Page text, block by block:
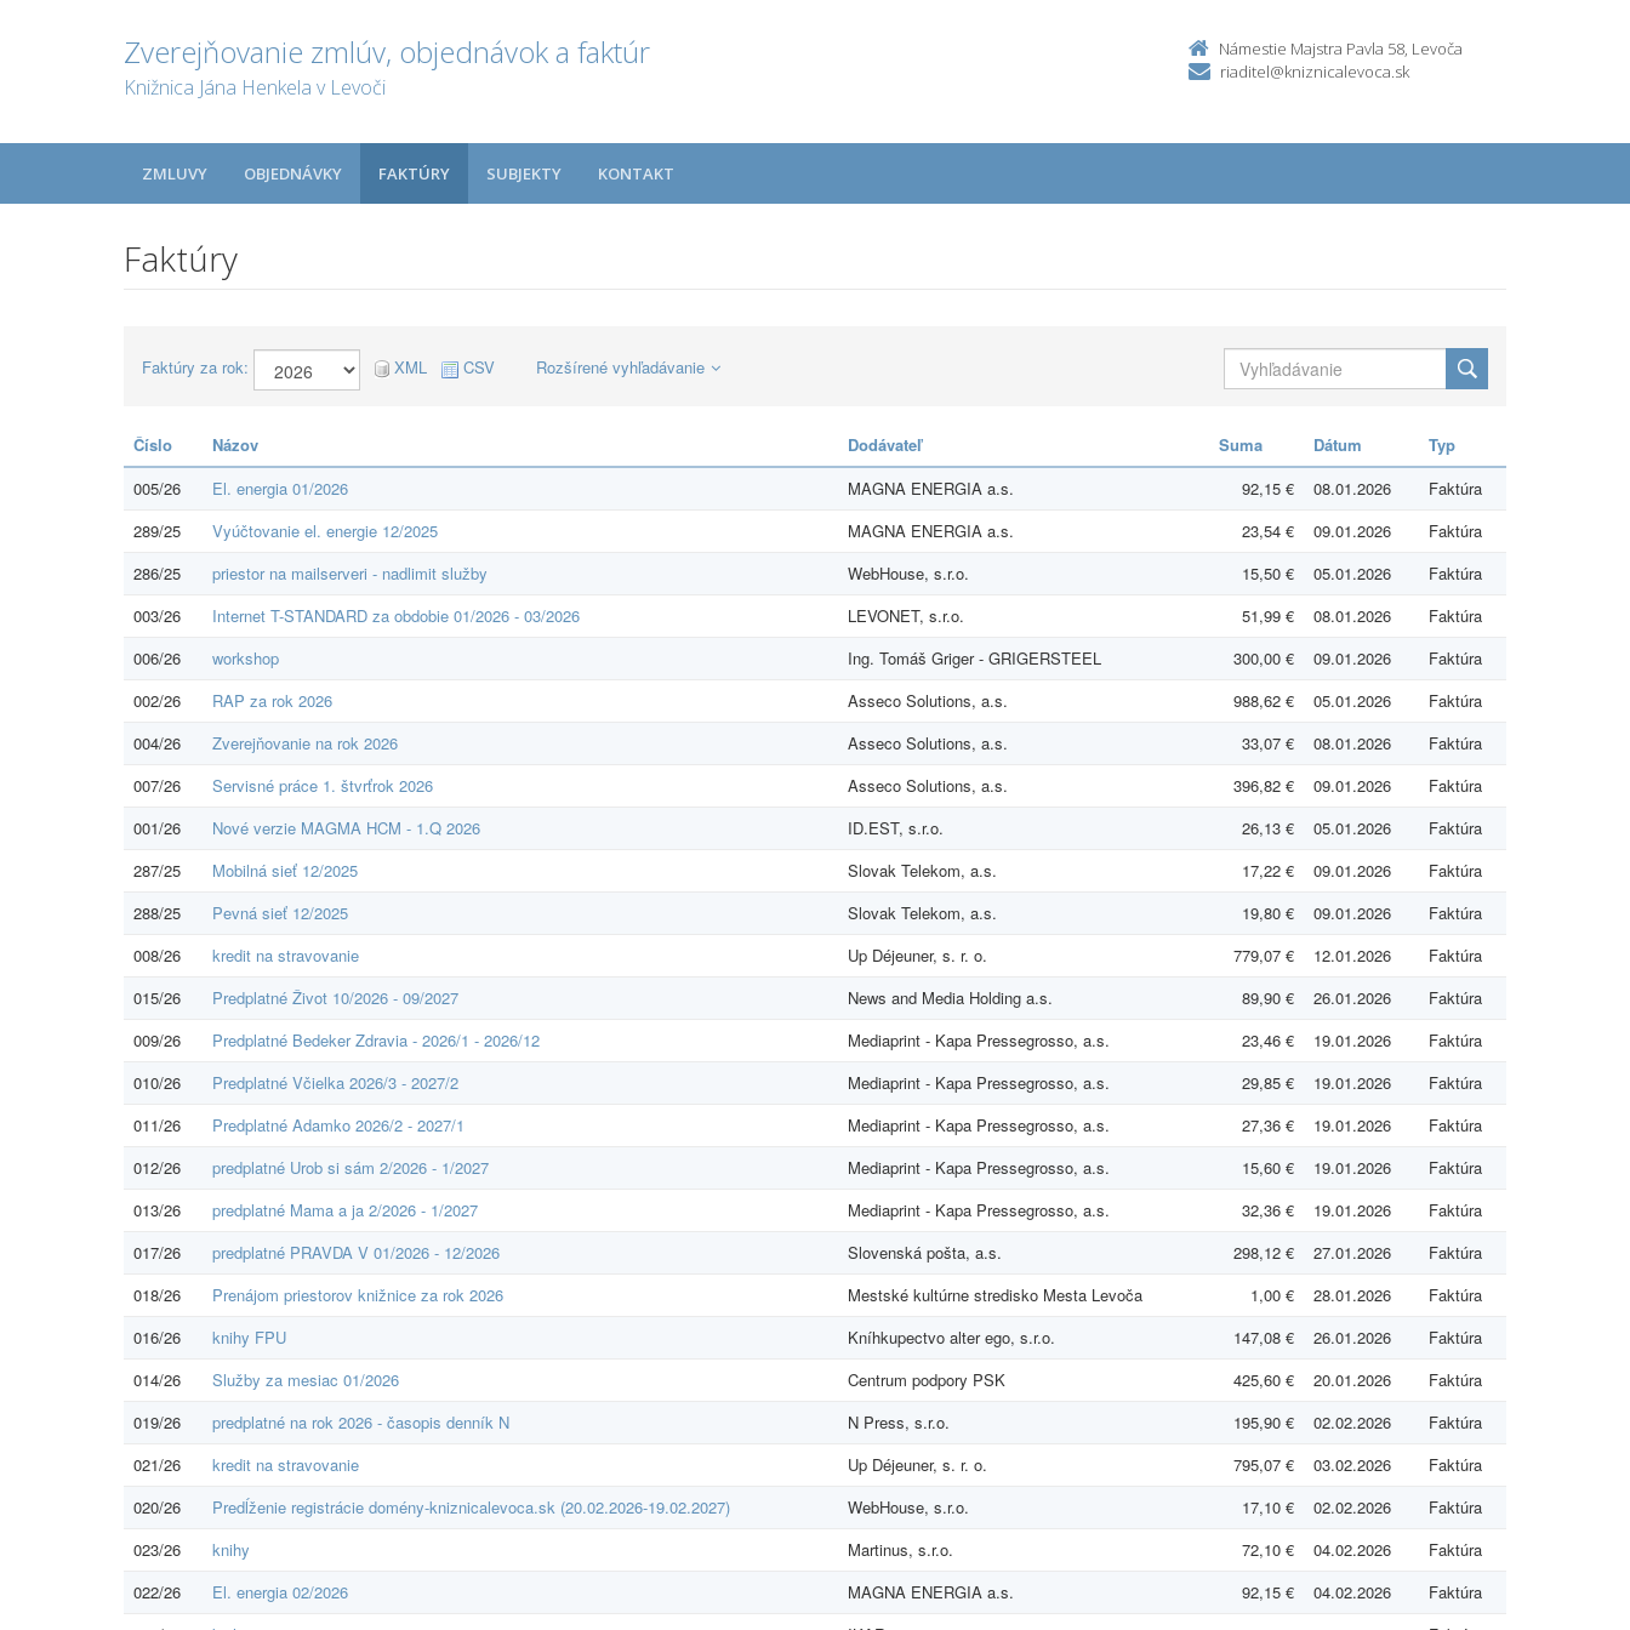
Zverejňovanie zmlúv, objednávok a faktúr
Knižnica Jána Henkela v Levoči
Námestie Majstra Pavla 58, Levoča
riaditel@kniznicalevoca.sk
ZMLUVY OBJEDNÁVKY FAKTÚRY SUBJEKTY KONTAKT
Faktúry
Faktúry za rok: XML CSV Rozšírené vyhľadávanie
Číslo Názov Dodávateľ Suma Dátum
Typ
005/26
El. energia 01/2026 MAGNA ENERGIA a.s. 92,15 € 08.01.2026
Faktúra
289/25
Vyúčtovanie el. energie 12/2025 MAGNA ENERGIA a.s. 23,54 € 09.01.2026
Faktúra
286/25
priestor na mailserveri - nadlimit služby WebHouse, s.r.o. 15,50 € 05.01.2026
Faktúra
003/26
Internet T-STANDARD za obdobie 01/2026 - 03/2026 LEVONET, s.r.o. 51,99 € 08.01.2026
Faktúra
006/26
workshop Ing. Tomáš Griger - GRIGERSTEEL 300,00 € 09.01.2026
Faktúra
002/26
RAP za rok 2026 Asseco Solutions, a.s. 988,62 € 05.01.2026
Faktúra
004/26
Zverejňovanie na rok 2026 Asseco Solutions, a.s. 33,07 € 08.01.2026
Faktúra
007/26
Servisné práce 1. štvrťrok 2026 Asseco Solutions, a.s. 396,82 € 09.01.2026
Faktúra
001/26
Nové verzie MAGMA HCM - 1.Q 2026 ID.EST, s.r.o. 26,13 € 05.01.2026
Faktúra
287/25
Mobilná sieť 12/2025 Slovak Telekom, a.s. 17,22 € 09.01.2026
Faktúra
288/25
Pevná sieť 12/2025 Slovak Telekom, a.s. 19,80 € 09.01.2026
Faktúra
008/26
kredit na stravovanie Up Déjeuner, s. r. o. 779,07 € 12.01.2026
Faktúra
015/26
Predplatné Život 10/2026 - 09/2027 News and Media Holding a.s. 89,90 € 26.01.2026
Faktúra
009/26
Predplatné Bedeker Zdravia - 2026/1 - 2026/12 Mediaprint - Kapa Pressegrosso, a.s. 23,46 € 19.01.2026
Faktúra
010/26
Predplatné Včielka 2026/3 - 2027/2 Mediaprint - Kapa Pressegrosso, a.s. 29,85 € 19.01.2026
Faktúra
011/26
Predplatné Adamko 2026/2 - 2027/1 Mediaprint - Kapa Pressegrosso, a.s. 27,36 € 19.01.2026
Faktúra
012/26
predplatné Urob si sám 2/2026 - 1/2027 Mediaprint - Kapa Pressegrosso, a.s. 15,60 € 19.01.2026
Faktúra
013/26
predplatné Mama a ja 2/2026 - 1/2027 Mediaprint - Kapa Pressegrosso, a.s. 32,36 € 19.01.2026
Faktúra
017/26
predplatné PRAVDA V 01/2026 - 12/2026 Slovenská pošta, a.s. 298,12 € 27.01.2026
Faktúra
018/26
Prenájom priestorov knižnice za rok 2026 Mestské kultúrne stredisko Mesta Levoča 1,00 € 28.01.2026
Faktúra
016/26
knihy FPU Kníhkupectvo alter ego, s.r.o. 147,08 € 26.01.2026
Faktúra
014/26
Služby za mesiac 01/2026 Centrum podpory PSK 425,60 € 20.01.2026
Faktúra
019/26
predplatné na rok 2026 - časopis denník N N Press, s.r.o. 195,90 € 02.02.2026
Faktúra
021/26
kredit na stravovanie Up Déjeuner, s. r. o. 795,07 € 03.02.2026
Faktúra
020/26
Predĺženie registrácie domény-kniznicalevoca.sk (20.02.2026-19.02.2027) WebHouse, s.r.o. 17,10 € 02.02.2026
Faktúra
023/26
knihy Martinus, s.r.o. 72,10 € 04.02.2026
Faktúra
022/26
El. energia 02/2026 MAGNA ENERGIA a.s. 92,15 € 04.02.2026
Faktúra